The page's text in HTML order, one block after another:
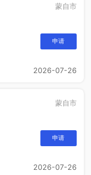
蒙自市
申请
2026-07-26
蒙自市
申请
2026-07-26